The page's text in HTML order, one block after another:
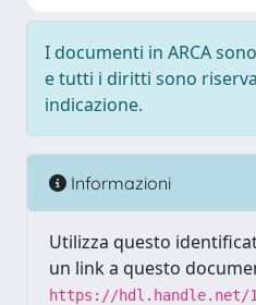
I documenti in ARCA
e tutti i diritti sono
indicazione.
Informazioni
Utilizza questo
un link a questo
https://hdl.handle.net/